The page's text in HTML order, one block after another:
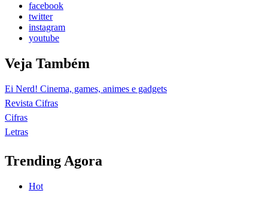
facebook
twitter
instagram
youtube
Veja Também
Ei Nerd! Cinema, games, animes e gadgets
Revista Cifras
Cifras
Letras
Trending Agora
Hot